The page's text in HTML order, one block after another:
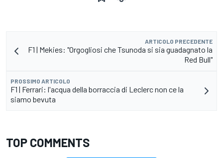
ARTICOLO PRECEDENTE
F1 | Mekies: "Orgogliosi che Tsunoda si sia guadagnato la
Red Bull"
PROSSIMO ARTICOLO
F1 | Ferrari: l'acqua della borraccia di Leclerc non ce la
siamo bevuta
TOP COMMENTS